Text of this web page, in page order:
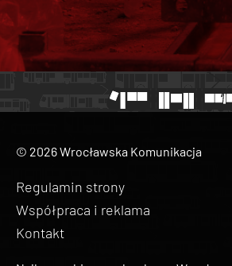
© 2026 Wrocławska Komunikacja
Regulamin strony
Współpraca i reklama
Kontakt